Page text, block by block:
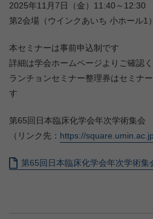
2025年11月7日（金）11:40～12:30
第2会場（ウインクあいち 小ホール1）
本セミナーは事前申込制です
詳細は学会ホームページよりご確認
ランチョンセミナー整理券はセミナ
す
第65回日本臨床化学会年次学術集会
（リンク先： https://
第65回日本臨床化学会年次学術集